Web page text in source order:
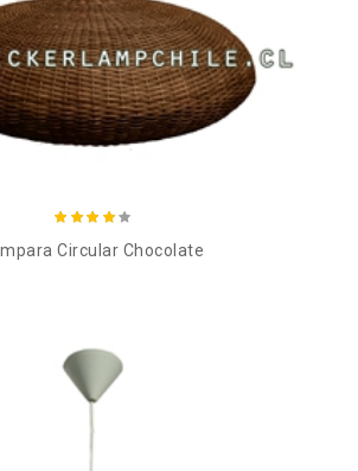
Añadir al carro
Circular Chocolate